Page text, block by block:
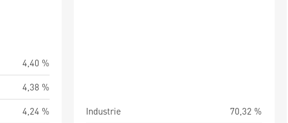
4,40 %
4,38 %
4,24 %
Industrie
70,32 %